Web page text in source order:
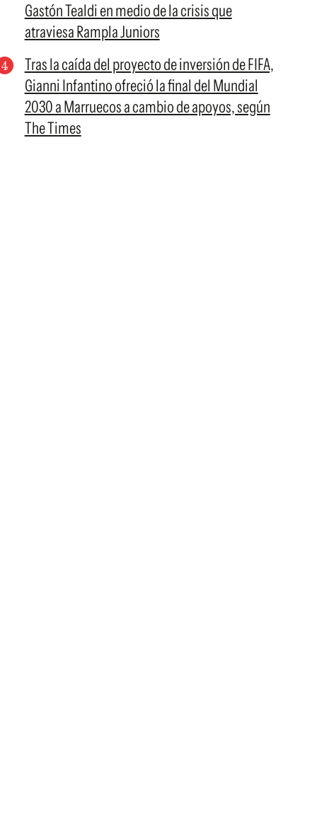
Gastón Tealdi en medio de la crisis que
atraviesa Rampla Juniors
Tras la caída del proyecto de inversión de FIFA,
Gianni Infantino ofreció la final del Mundial
2030 a Marruecos a cambio de apoyos, según
The Times